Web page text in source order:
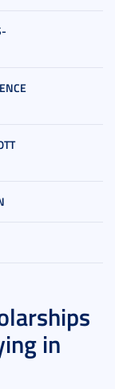
in